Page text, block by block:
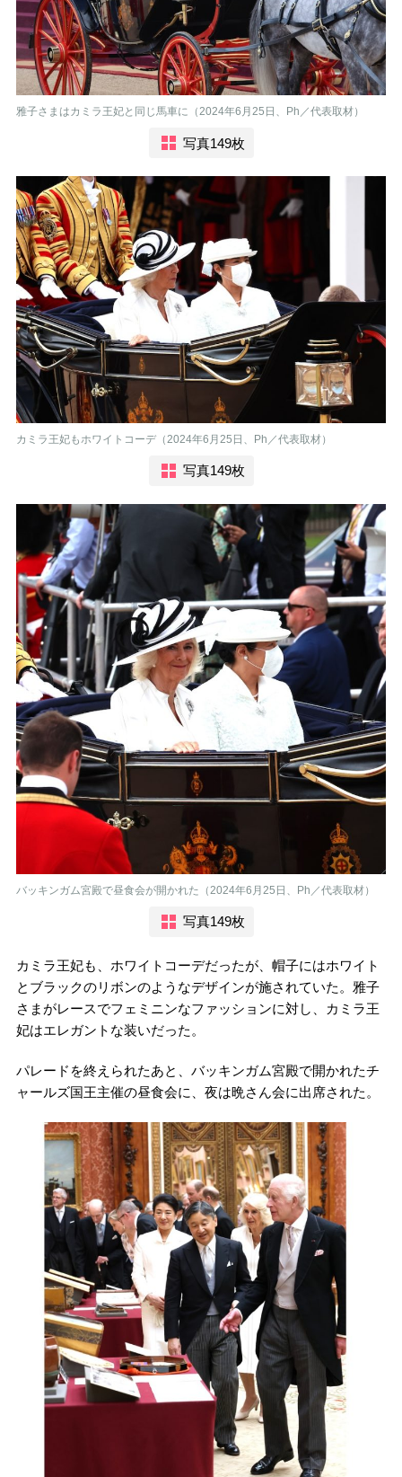
雅子さまはカミラ王妃と同じ馬車に（2024年6月25日、Ph／代表取材）
写真149枚
カミラ王妃もホワイトコーデ（2024年6月25日、Ph／代表取材）
写真149枚
バッキンガム宮殿で昼食会が開かれた（2024年6月25日、Ph／代表取材）
写真149枚
カミラ王妃も、ホワイトコーデだったが、帽子にはホワイト
とブラックのリボンのようなデザインが施されていた。雅子
さまがレースでフェミニンなファッションに対し、カミラ王
妃はエレガントな装いだった。
パレードを終えられたあと、バッキンガム宮殿で開かれたチ
ャールズ国王主催の昼食会に、夜は晩さん会に出席された。